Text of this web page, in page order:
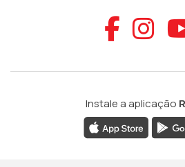
Instale a aplicação